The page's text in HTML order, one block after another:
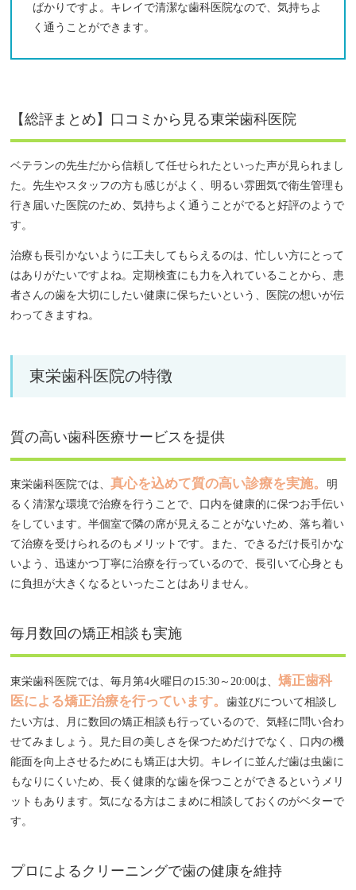
ばかりですよ。キレイで清潔な歯科医院なので、気持ちよ
く通うことができます。
【総評まとめ】口コミから見る東栄歯科医院
ベテランの先生だから信頼して任せられたといった声が見られまし
た。先生やスタッフの方も感じがよく、明るい雰囲気で衛生管理も
行き届いた医院のため、気持ちよく通うことがでると好評のようで
す。
治療も長引かないように工夫してもらえるのは、忙しい方にとって
はありがたいですよね。定期検査にも力を入れていることから、患
者さんの歯を大切にしたい健康に保ちたいという、医院の想いが伝
わってきますね。
東栄歯科医院の特徴
質の高い歯科医療サービスを提供
東栄歯科医院では、真心を込めて質の高い診療を実施。
明
るく清潔な環境で治療を行うことで、口内を健康的に保つお手伝い
をしています。半個室で隣の席が見えることがないため、落ち着い
て治療を受けられるのもメリットです。また、できるだけ長引かな
いよう、迅速かつ丁寧に治療を行っているので、長引いて心身とも
に負担が大きくなるといったことはありません。
毎月数回の矯正相談も実施
東栄歯科医院では、毎月第4火曜日の15:30～20:00は、矯正歯科
医による矯正治療を行っています。歯並びについて相談し
たい方は、月に数回の矯正相談も行っているので、気軽に問い合わ
せてみましょう。見た目の美しさを保つためだけでなく、口内の機
能面を向上させるためにも矯正は大切。キレイに並んだ歯は虫歯に
もなりにくいため、長く健康的な歯を保つことができるというメリ
ットもあります。気になる方はこまめに相談しておくのがベターで
す。
プロによるクリーニングで歯の健康を維持